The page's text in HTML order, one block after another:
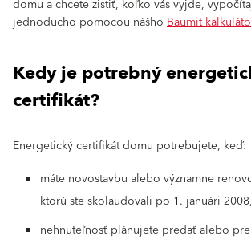
domu a chcete zistiť, koľko vás vyjde,
jednoducho pomocou nášho Baumit
Kedy je potrebný
certifikát?
Energetický certifikát domu potrebujete, keď:
máte novostavbu alebo významne
ktorú ste skolaudovali po 1. januári 2008,
nehnuteľnosť plánujete predať alebo